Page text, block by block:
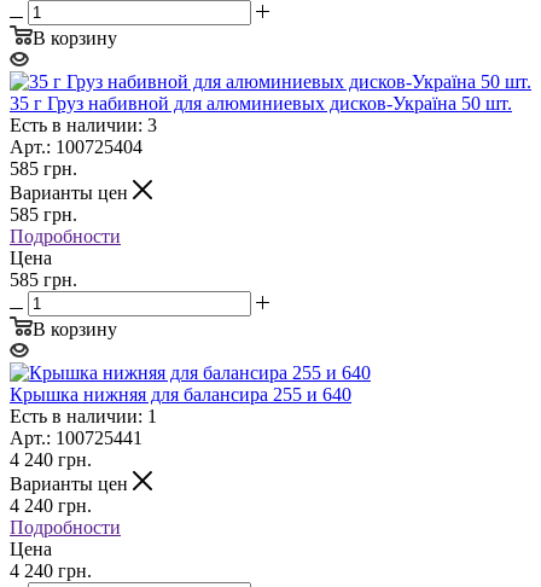
В корзину
35 г Груз набивной для алюминиевых дисков-Україна 50 шт.
Есть в наличии: 3
Арт.: 100725404
585 грн.
Варианты цен
585 грн.
Подробности
Цена
585 грн.
В корзину
Крышка нижняя для балансира 255 и 640
Есть в наличии: 1
Арт.: 100725441
4 240 грн.
Варианты цен
4 240 грн.
Подробности
Цена
4 240 грн.